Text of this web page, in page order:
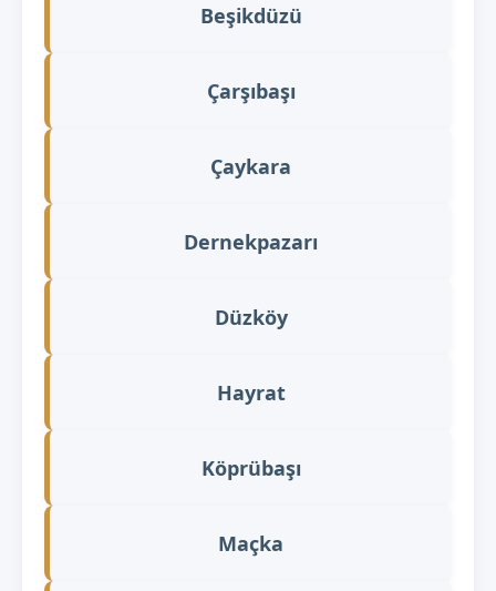
Beşikdüzü
Çarşıbaşı
Çaykara
Dernekpazarı
Düzköy
Hayrat
Köprübaşı
Maçka